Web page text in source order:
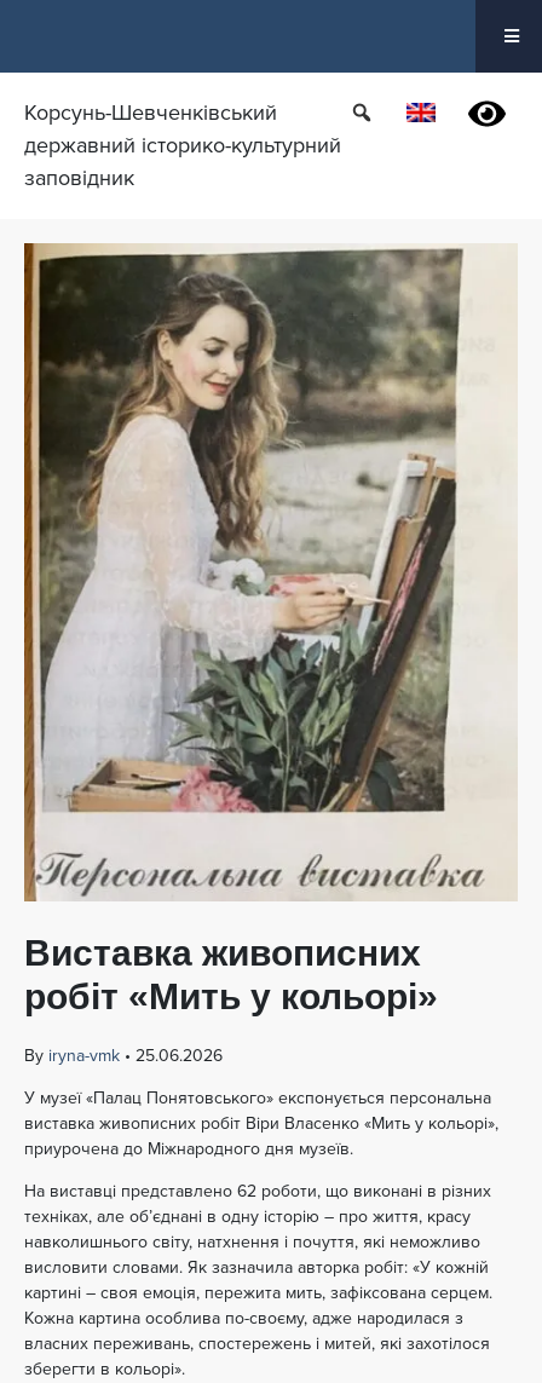
Корсунь-Шевченківський
державний історико-культурний
заповідник
Виставка живописних
робіт «Мить у кольорі»
By iryna-vmk • 25.06.2026
У музеї «Палац Понятовського» експонується персональна
виставка живописних робіт Віри Власенко «Мить у кольорі»,
приурочена до Міжнародного дня музеїв.
На виставці представлено 62 роботи, що виконані в різних
техніках, але об’єднані в одну історію – про життя, красу
навколишнього світу, натхнення і почуття, які неможливо
висловити словами. Як зазначила авторка робіт: «У кожній
картині – своя емоція, пережита мить, зафіксована серцем.
Кожна картина особлива по-своєму, адже народилася з
власних переживань, спостережень і митей, які захотілося
зберегти в кольорі».